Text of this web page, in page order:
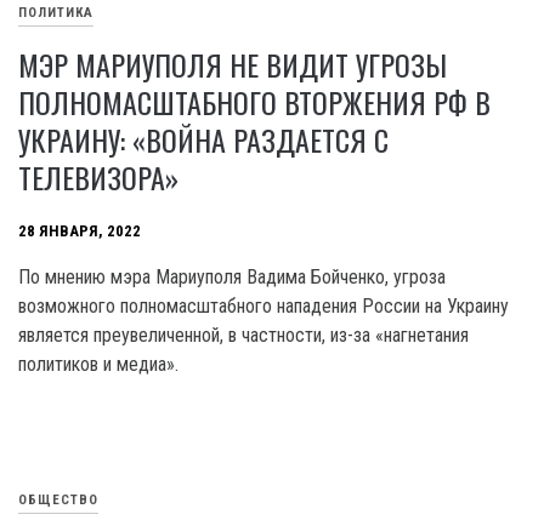
ПОЛИТИКА
МЭР МАРИУПОЛЯ НЕ ВИДИТ УГРОЗЫ
ПОЛНОМАСШТАБНОГО ВТОРЖЕНИЯ РФ В
УКРАИНУ: «ВОЙНА РАЗДАЕТСЯ С
ТЕЛЕВИЗОРА»
28 ЯНВАРЯ, 2022
По мнению мэра Мариуполя Вадима Бойченко, угроза
возможного полномасштабного нападения России на Украину
является преувеличенной, в частности, из-за «нагнетания
политиков и медиа».
ОБЩЕСТВО